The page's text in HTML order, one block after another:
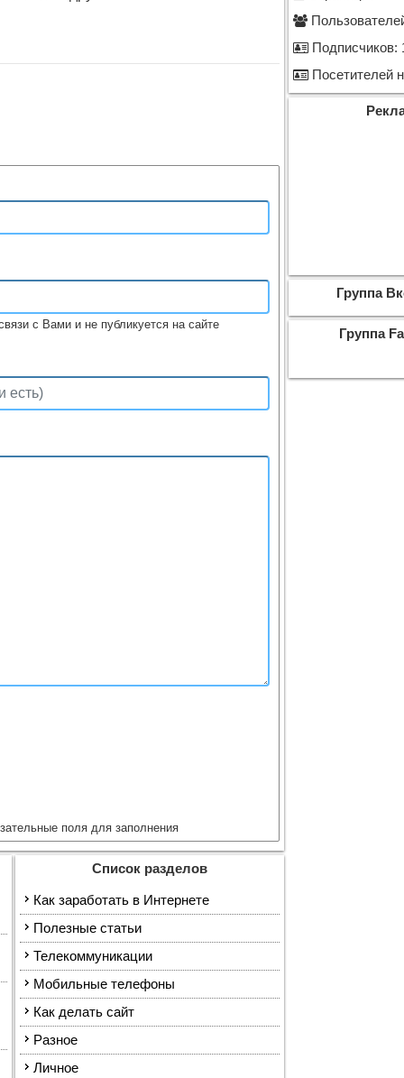
с Вами и не публикуется на сайте
поля для заполнения
Список разделов
Как заработать в Интернете
Полезные статьи
Телекоммуникации
Мобильные телефоны
Как делать сайт
Разное
Личное
Подписчиков:
Посетителей
Группа
Группа